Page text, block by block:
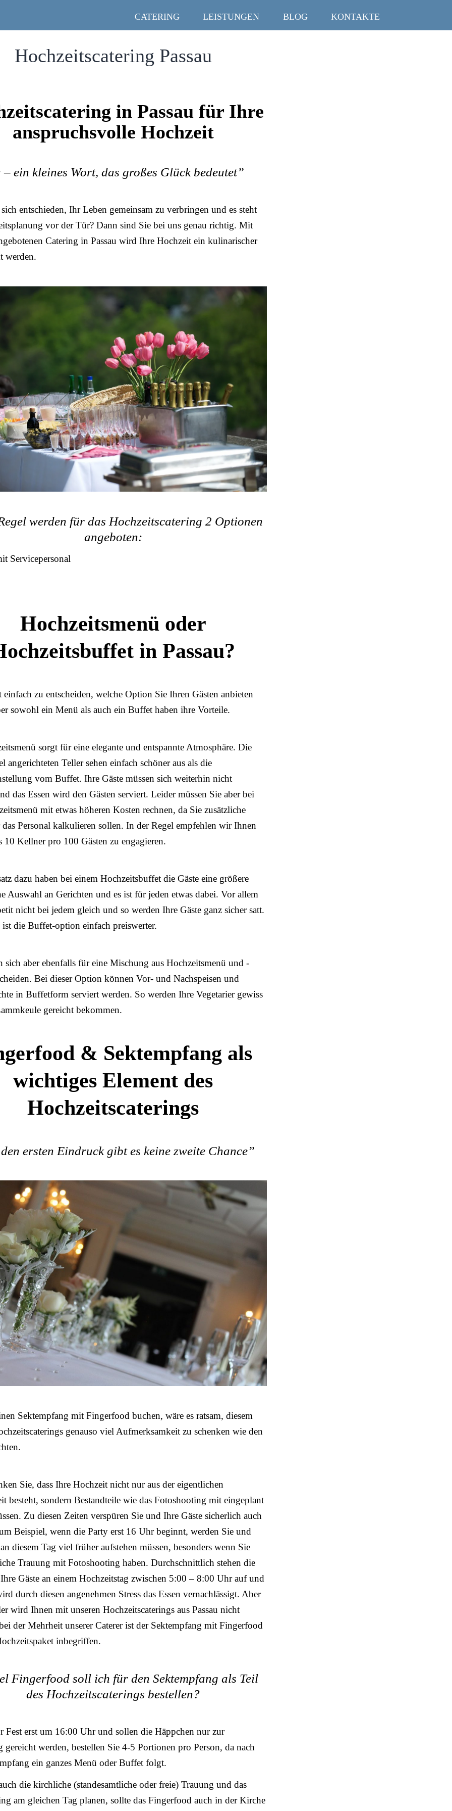
CATERING LEISTUNGEN BLOG KONTAKTE
Hochzeitscatering Passau
in Passau für Ihre
anspruchsvolle Hochzeit
– ein kleines Wort, das großes Glück bedeutet”
entschieden, Ihr Leben gemeinsam zu verbringen und es steht
vor der Tür? Dann sind Sie bei uns genau richtig. Mit
Catering in Passau wird Ihre Hochzeit ein kulinarischer
werden.
werden für das Hochzeitscatering 2 Optionen
angeboten:
Servicepersonal
Hochzeitsmenü oder
in Passau?
einfach zu entscheiden, welche Option Sie Ihren Gästen anbieten
sowohl ein Menü als auch ein Buffet haben ihre Vorteile.
sorgt für eine elegante und entspannte Atmosphäre. Die
angerichteten Teller sehen einfach schöner aus als die
vom Buffet. Ihre Gäste müssen sich weiterhin nicht
das Essen wird den Gästen serviert. Leider müssen Sie aber bei
mit etwas höheren Kosten rechnen, da Sie zusätzliche
Personal kalkulieren sollen. In der Regel empfehlen wir Ihnen
10 Kellner pro 100 Gästen zu engagieren.
dazu haben bei einem Hochzeitsbuffet die Gäste eine größere
Auswahl an Gerichten und es ist für jeden etwas dabei. Vor allem
nicht bei jedem gleich und so werden Ihre Gäste ganz sicher satt.
die Buffet-option einfach preiswerter.
sich aber ebenfalls für eine Mischung aus Hochzeitsmenü und -
Bei dieser Option können Vor- und Nachspeisen und
in Buffetform serviert werden. So werden Ihre Vegetarier gewiss
gereicht bekommen.
& Sektempfang als
wichtiges Element des
Hochzeitscaterings
ersten Eindruck gibt es keine zweite Chance”
Sektempfang mit Fingerfood buchen, wäre es ratsam, diesem
genauso viel Aufmerksamkeit zu schenken wie den
Sie, dass Ihre Hochzeit nicht nur aus der eigentlichen
besteht, sondern Bestandteile wie das Fotoshooting mit eingeplant
Zu diesen Zeiten verspüren Sie und Ihre Gäste sicherlich auch
Beispiel, wenn die Party erst 16 Uhr beginnt, werden Sie und
diesem Tag viel früher aufstehen müssen, besonders wenn Sie
Trauung mit Fotoshooting haben. Durchschnittlich stehen die
Gäste an einem Hochzeitstag zwischen 5:00 – 8:00 Uhr auf und
durch diesen angenehmen Stress das Essen vernachlässigt. Aber
wird Ihnen mit unseren Hochzeitscaterings aus Passau nicht
der Mehrheit unserer Caterer ist der Sektempfang mit Fingerfood
inbegriffen.
Fingerfood soll ich für den Sektempfang als Teil
des Hochzeitscaterings bestellen?
Fest erst um 16:00 Uhr und sollen die Häppchen nur zur
gereicht werden, bestellen Sie 4-5 Portionen pro Person, da nach
ein ganzes Menü oder Buffet folgt.
die kirchliche (standesamtliche oder freie) Trauung und das
am gleichen Tag planen, sollte das Fingerfood auch in der Kirche